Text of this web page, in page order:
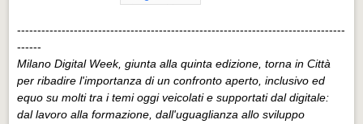
---------------------------------------------------------------------------------
------
Milano Digital Week, giunta alla quinta edizione, torna in Città
per ribadire l'importanza di un confronto aperto, inclusivo ed
equo su molti tra i temi oggi veicolati e supportati dal digitale:
dal lavoro alla formazione, dall'uguaglianza allo sviluppo